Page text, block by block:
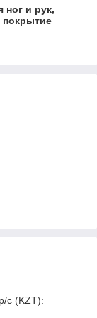
ног и рук,
покрытие
с (KZT):